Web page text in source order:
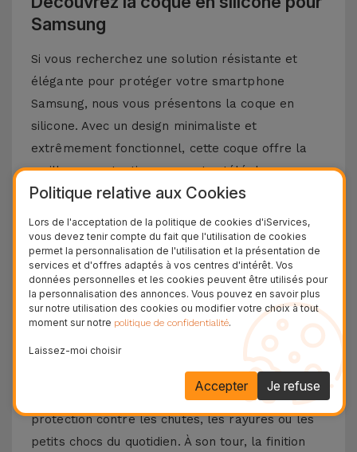
Samsung
Si vous recherchez une solution résistante et
élégante pour protéger votre smartphone
Samsung, nous vous présentons la coque en
silicone. Avec un design minimaliste et
extrêmement fonctionnel, cette coque offre la
meilleure protection pour votre téléphone
portable, combinée à un toucher doux sans
négliger le design et les fonctionnalités
emblématiques de votre téléphone portable
Samsung.
Découvrez les avantages d'une coque en
silicone Samsung
La coque en silicone pour Samsung se distingue
par sa légèreté et sa flexibilité. Fabriqué à partir
de matériaux de haute qualité, vous aurez une
protection contre les chutes, les rayures ou les
petits chocs du quotidien. À son tour, la finition
Politique relative aux Cookies
Lors de l'acceptation de la politique de cookies d'iServices,
vous devez tenir compte du fait que l'utilisation de cookies
permet la personnalisation de l'utilisation et la présentation de
services et d'offres adaptés à vos centres d'intérêt. Vos
données personnelles et les cookies peuvent être utilisés pour
la personnalisation des annonces. Vous pouvez en savoir plus
sur notre utilisation des cookies ou modifier votre choix à tout
moment sur notre politique de confidentialité.
Laissez-moi choisir
Je refuse
Accepter